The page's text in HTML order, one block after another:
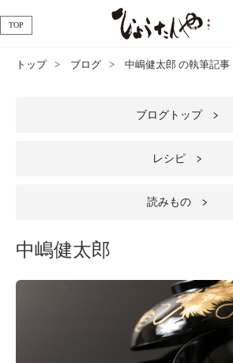
TOP
トップ ブログ 中嶋健太郎 の執筆記事
ブログトップ
レシピ
読みもの
中嶋健太郎